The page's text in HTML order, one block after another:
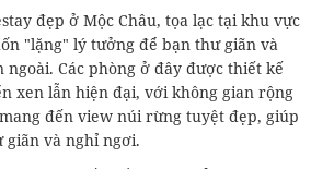
đẹp ở Mộc Châu, tọa lạc tại khu vực
"lặng" lý tưởng để bạn thư giãn và
Các phòng ở đây được thiết kế
xen lẫn hiện đại, với không gian rộng
đến view núi rừng tuyệt đẹp, giúp
giãn và nghỉ ngơi.